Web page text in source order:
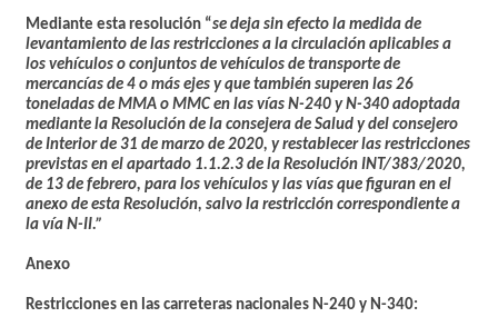
Mediante esta resolución “se deja sin efecto la medida de
levantamiento de las restricciones a la circulación aplicables a
los vehículos o conjuntos de vehículos de transporte de
mercancías de 4 o más ejes y que también superen las 26
toneladas de MMA o MMC en las vías N-240 y N-340 adoptada
mediante la Resolución de la consejera de Salud y del consejero
de Interior de 31 de marzo de 2020, y restablecer las restricciones
previstas en el apartado 1.1.2.3 de la Resolución INT/383/2020,
de 13 de febrero, para los vehículos y las vías que figuran en el
anexo de esta Resolución, salvo la restricción correspondiente a
la vía N-II.”
Anexo
Restricciones en las carreteras nacionales N-240 y N-340: